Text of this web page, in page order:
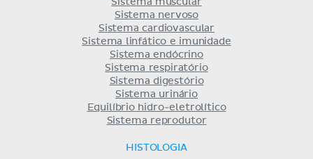
Sistema nervoso
Sistema cardiovascular
Sistema linfático e imunidade
Sistema endócrino
Sistema respiratório
Sistema digestório
Sistema urinário
Equilíbrio hidro-eletrolítico
Sistema reprodutor
HISTOLOGIA